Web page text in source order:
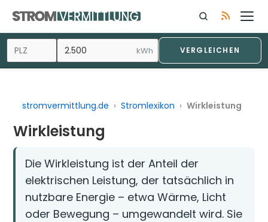
Inhalt
springen
kWh VERGLEICHEN
stromvermittlung.de › Stromlexikon › Wirkleistung
Wirkleistung
Die Wirkleistung ist der Anteil der
elektrischen Leistung, der tatsächlich in
nutzbare Energie – etwa Wärme, Licht
oder Bewegung – umgewandelt wird. Sie